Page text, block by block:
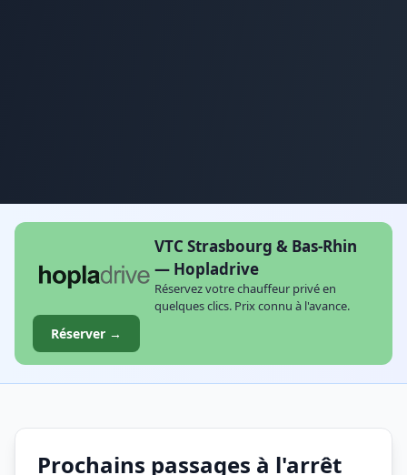
VTC Strasbourg & Bas-Rhin
— Hopladrive
Réservez votre chauffeur privé en
quelques clics. Prix connu à l'avance.
Réserver →
Prochains passages à l'arrêt